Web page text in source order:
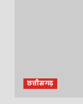
छत्तीसगढ़